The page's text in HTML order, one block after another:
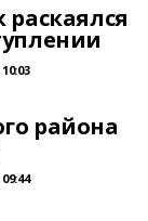
раскаялся
района